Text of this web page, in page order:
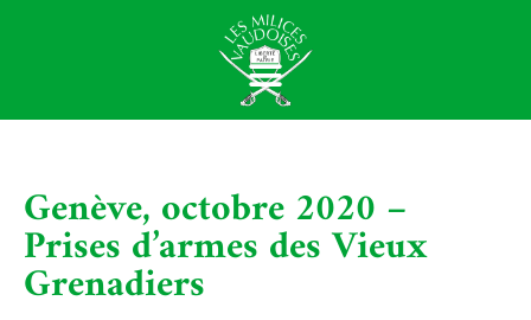
Genève, octobre 2020 –
Prises d’armes des Vieux
Grenadiers